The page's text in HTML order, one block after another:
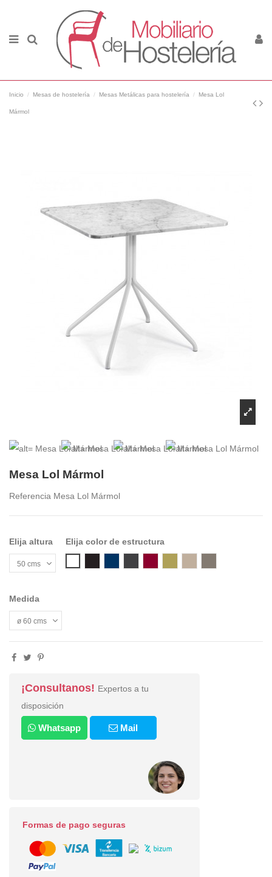
Inicio Mesas de hostelería Mesas Metálicas para hostelería Mesa Lol
Mármol
Mesa Lol Mármol
Referencia Mesa Lol Mármol
Elija altura Elija color de estructura
Medida
¡Consultanos! Expertos a tu
disposición
Whatsapp Mail
Formas de pago seguras